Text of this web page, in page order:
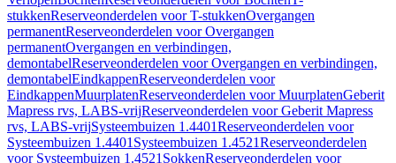
stukkenReserveonderdelen voor T-stukkenOvergangen
permanentReserveonderdelen voor Overgangen
permanentOvergangen en verbindingen,
demontabelReserveonderdelen voor Overgangen en verbindingen,
demontabelEindkappenReserveonderdelen voor
EindkappenMuurplatenReserveonderdelen voor MuurplatenGeberit
Mapress rvs, LABS-vrijReserveonderdelen voor Geberit Mapress
rvs, LABS-vrijSysteembuizen 1.4401Reserveonderdelen voor
Systeembuizen 1.4401 Systeembuizen 1.4521Reserveonderdelen
voor Systeembuizen 1.4521 SokkenReserveonderdelen voor